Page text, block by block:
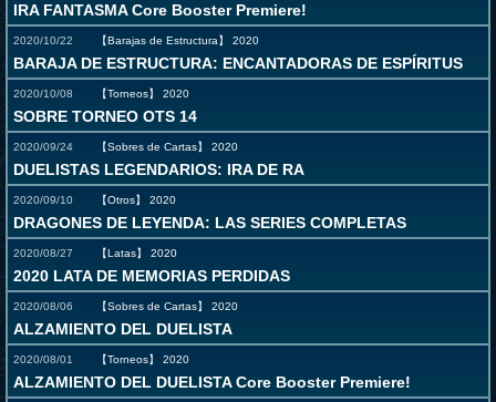
IRA FANTASMA Core Booster Premiere!
2020/10/22 【Barajas de Estructura】 2020
BARAJA DE ESTRUCTURA: ENCANTADORAS DE ESPÍRITUS
2020/10/08 【Torneos】 2020
SOBRE TORNEO OTS 14
2020/09/24 【Sobres de Cartas】 2020
DUELISTAS LEGENDARIOS: IRA DE RA
2020/09/10 【Otros】 2020
DRAGONES DE LEYENDA: LAS SERIES COMPLETAS
2020/08/27 【Latas】 2020
2020 LATA DE MEMORIAS PERDIDAS
2020/08/06 【Sobres de Cartas】 2020
ALZAMIENTO DEL DUELISTA
2020/08/01 【Torneos】 2020
ALZAMIENTO DEL DUELISTA Core Booster Premiere!